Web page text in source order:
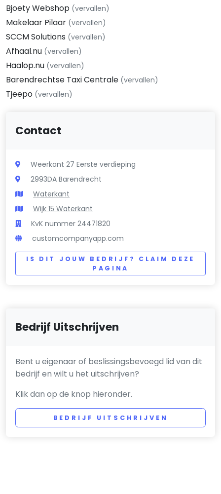
Bjoety Webshop (vervallen)
Makelaar Pilaar (vervallen)
SCCM Solutions (vervallen)
Afhaal.nu (vervallen)
Haalop.nu (vervallen)
Barendrechtse Taxi Centrale (vervallen)
Tjeepo (vervallen)
Contact
Weerkant 27 Eerste verdieping
2993DA Barendrecht
Waterkant
Wijk 15 Waterkant
KvK nummer 24471820
customcompanyapp.com
IS DIT JOUW BEDRIJF? CLAIM DEZE
PAGINA
Bedrijf Uitschrijven
Bent u eigenaar of beslissingsbevoegd lid van dit
bedrijf en wilt u het uitschrijven?
Klik dan op de knop hieronder.
BEDRIJF UITSCHRIJVEN